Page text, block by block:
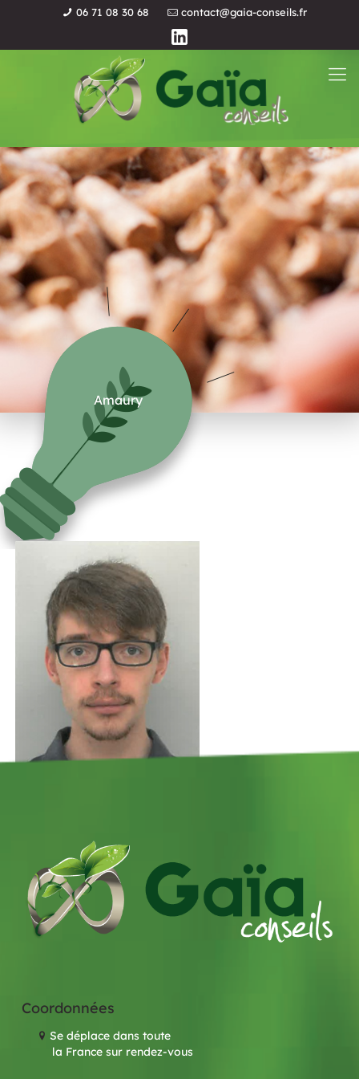
06 71 08 30 68 contact@gaia-conseils.fr
Amaury
Coordonnées
Se déplace dans toute
la France sur rendez-vous